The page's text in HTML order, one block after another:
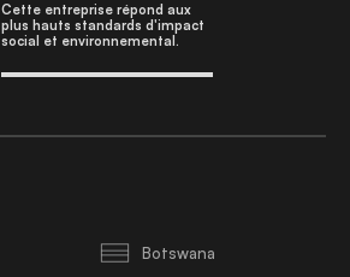
Cette entreprise répond aux
plus hauts standards d'impact
social et environnemental.
Botswana